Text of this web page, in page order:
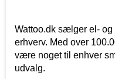
Wattoo.dk sælger el-
erhverv. Med over
være noget til enhver
udvalg.